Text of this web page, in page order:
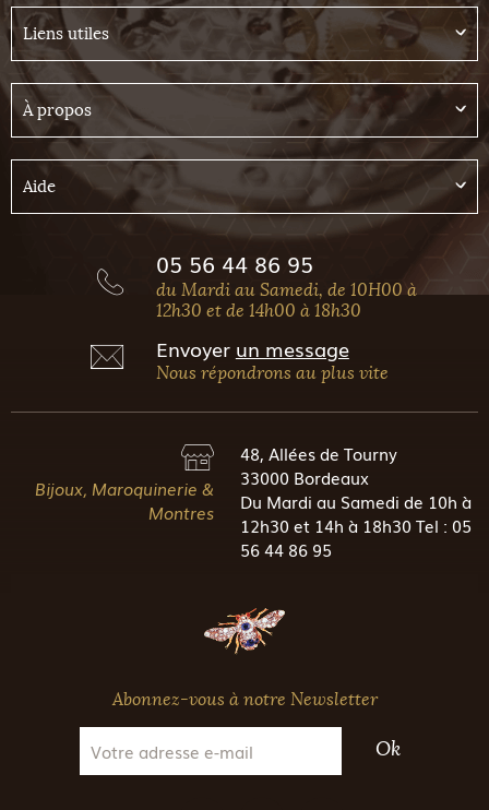
Liens utiles
À propos
Aide
05 56 44 86 95
du Mardi au Samedi, de 10H00 à
12h30 et de 14h00 à 18h30
Envoyer un message
Nous répondrons au plus vite
Bijoux, Maroquinerie &
Montres
48, Allées de Tourny
33000 Bordeaux
Du Mardi au Samedi de 10h à
12h30 et 14h à 18h30 Tel : 05
56 44 86 95
Abonnez-vous à notre Newsletter
Ok